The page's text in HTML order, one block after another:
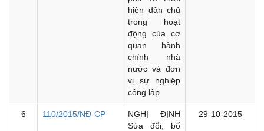
hiện dân chủ
trong hoạt
động của cơ
quan hành
chính nhà
nước và đơn
vị sự nghiệp
công lập
6 110/2015/NĐ-CP
NGHỊ ĐỊNH
Sửa đổi, bổ
29-10-2015